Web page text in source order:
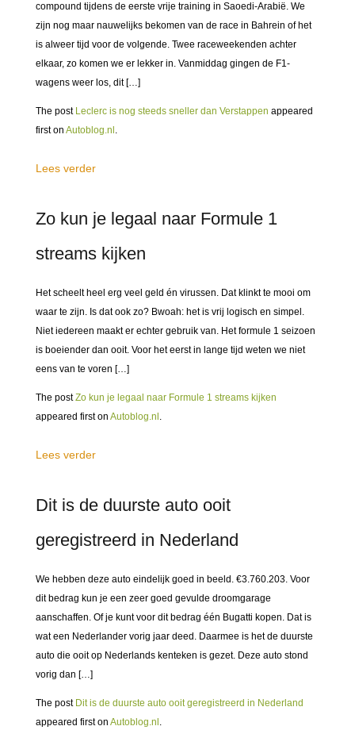
compound tijdens de eerste vrije training in Saoedi-Arabië. We
zijn nog maar nauwelijks bekomen van de race in Bahrein of het
is alweer tijd voor de volgende. Twee raceweekenden achter
elkaar, zo komen we er lekker in. Vanmiddag gingen de F1-
wagens weer los, dit […]
The post Leclerc is nog steeds sneller dan Verstappen appeared
first on Autoblog.nl .
Lees verder
Zo kun je legaal naar Formule 1
streams kijken
Het scheelt heel erg veel geld én virussen. Dat klinkt te mooi om
waar te zijn. Is dat ook zo? Bwoah: het is vrij logisch en simpel.
Niet iedereen maakt er echter gebruik van. Het formule 1 seizoen
is boeiender dan ooit. Voor het eerst in lange tijd weten we niet
eens van te voren […]
The postZo kun je legaal naar Formule 1 streams kijken
appeared first on Autoblog.nl .
Lees verder
Dit is de duurste auto ooit
geregistreerd in Nederland
We hebben deze auto eindelijk goed in beeld. €3.760.203. Voor
dit bedrag kun je een zeer goed gevulde droomgarage
aanschaffen. Of je kunt voor dit bedrag één Bugatti kopen. Dat is
wat een Nederlander vorig jaar deed. Daarmee is het de duurste
auto die ooit op Nederlands kenteken is gezet. Deze auto stond
vorig dan […]
The post Dit is de duurste auto ooit geregistreerd in Nederland
appeared first on Autoblog.nl .